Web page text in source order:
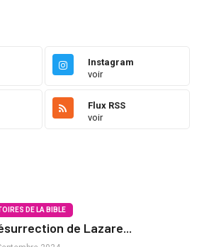
Instagram
voir
Flux RSS
voir
DE LA BIBLE
de Lazare...